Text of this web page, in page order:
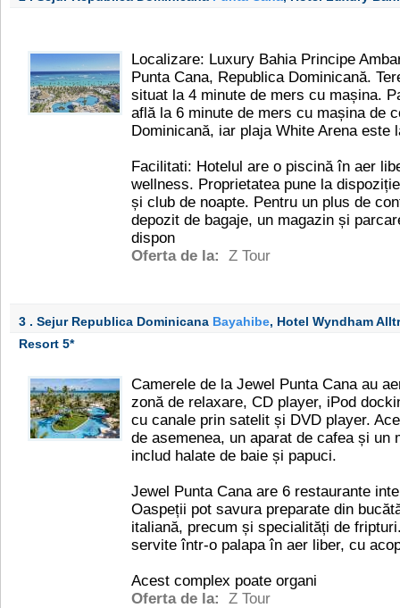
Localizare: Luxury Bahia Principe
Punta Cana, Republica Dominicană.
situat la 4 minute de mers cu mașina.
află la 6 minute de mers cu mașina de
Dominicană, iar plaja White Arena este
Facilitati: Hotelul are o piscină în aer
wellness. Proprietatea pune la
și club de noapte. Pentru un plus de
depozit de bagaje, un magazin și
dispon
Oferta de la:
Z Tour
3 . Sejur Republica Dominicana Bayahibe, Hotel Wyndham
Resort 5*
Camerele de la Jewel Punta Cana au
zonă de relaxare, CD player, iPod
cu canale prin satelit și DVD player.
de asemenea, un aparat de cafea și un
includ halate de baie și papuci.
Jewel Punta Cana are 6 restaurante
Oaspeții pot savura preparate din
italiană, precum și specialități de
servite într-o palapa în aer liber, cu
Acest complex poate organi
Oferta de la:
Z Tour